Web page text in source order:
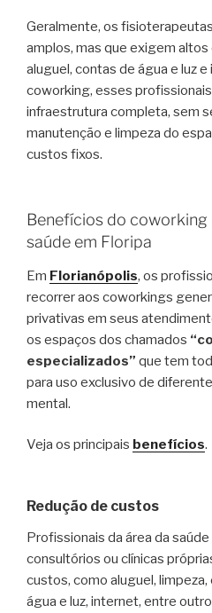
Geralmente, os
amplos, mas que exigem
aluguel, contas de água e luz
coworking, esses
infraestrutura completa, sem
manutenção e limpeza do
custos fixos.
Benefícios do
saúde em Floripa
Em Florianópolis, os
recorrer aos coworkings
privativas em seus
os espaços dos chamados
especializados” que tem
para uso exclusivo de
mental.
Veja os principais benefícios.
Redução de custos
Profissionais da área da
consultórios ou clínicas
custos, como aluguel,
água e luz, internet, entre